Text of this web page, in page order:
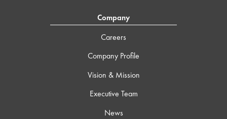
Company
Careers
Company Profile
Vision & Mission
Executive Team
News